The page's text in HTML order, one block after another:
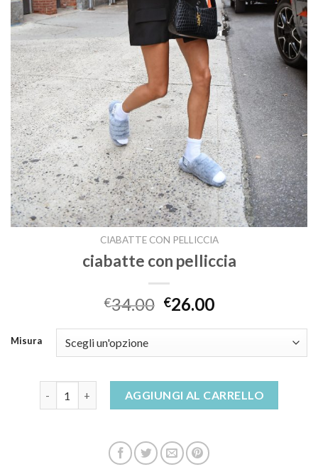
CIABATTE CON PELLICCIA
ciabatte con pelliccia
€34.00 €26.00
Misura
AGGIUNGI AL CARRELLO